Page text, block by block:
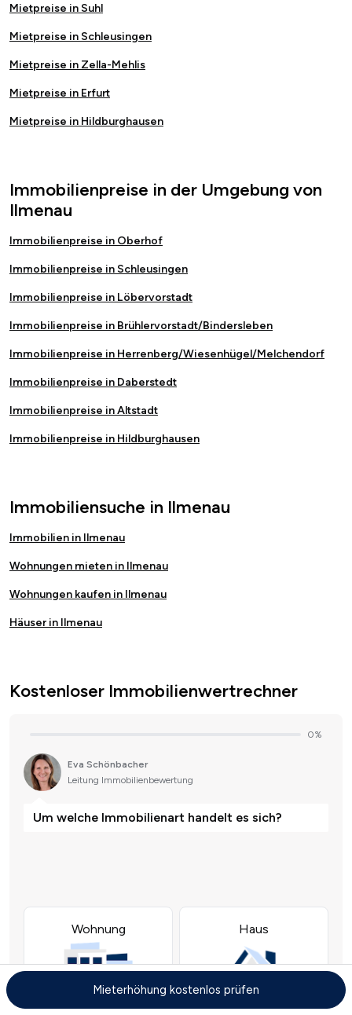
Mietpreise in Suhl
Mietpreise in Schleusingen
Mietpreise in Zella-Mehlis
Mietpreise in Erfurt
Mietpreise in Hildburghausen
Immobilienpreise in der Umgebung von
Ilmenau
Immobilienpreise in Oberhof
Immobilienpreise in Schleusingen
Immobilienpreise in Löbervorstadt
Immobilienpreise in Brühlervorstadt/Bindersleben
Immobilienpreise in Herrenberg/Wiesenhügel/Melchendorf
Immobilienpreise in Daberstedt
Immobilienpreise in Altstadt
Immobilienpreise in Hildburghausen
Immobiliensuche in Ilmenau
Immobilien in Ilmenau
Wohnungen mieten in Ilmenau
Wohnungen kaufen in Ilmenau
Häuser in Ilmenau
Kostenloser Immobilienwertrechner
Mieterhöhung kostenlos prüfen